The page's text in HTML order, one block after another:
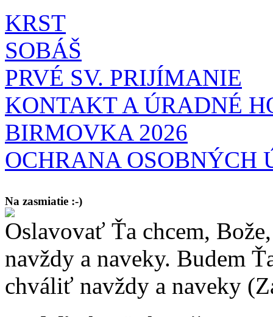
KRST
SOBÁŠ
PRVÉ SV. PRIJÍMANIE
KONTAKT A ÚRADNÉ
BIRMOVKA 2026
OCHRANA OSOBNÝCH
Na zasmiatie :-)
Malý chlapec sa modlí:
Pane Bože, ďakujem za otecka, za mamičku a prosím aj za Teba,
Oslavovať Ťa chcem,
navždy a naveky. Budem
chváliť navždy a naveky